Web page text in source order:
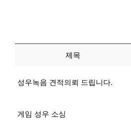
제목
성우녹음 견적의뢰 드립니다.
게임 성우 소싱